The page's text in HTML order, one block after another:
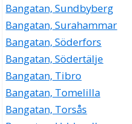
Bangatan, Sundbyberg
Bangatan, Surahammar
Bangatan, Söderfors
Bangatan, Södertälje
Bangatan, Tibro
Bangatan, Tomelilla
Bangatan, Torsås